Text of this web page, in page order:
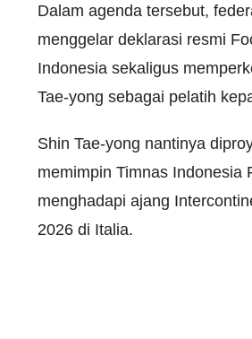
Dalam agenda tersebut,
menggelar deklarasi resmi
Indonesia sekaligus
Tae-yong sebagai pelatih
Shin Tae-yong nantinya
memimpin Timnas Indonesia
menghadapi ajang
2026 di Italia.